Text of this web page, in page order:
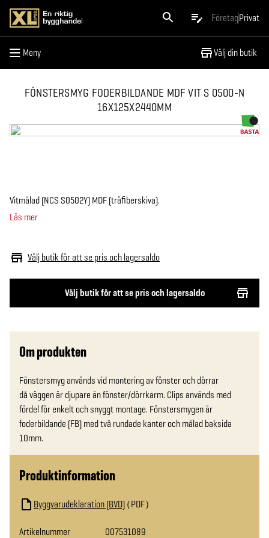
FöretagPrivat
Meny Välj din butik
Meny
FÖNSTERSMYG FODERBILDANDE MDF VIT S 0500-N
16X125X2440MM
Välj butik för att se pris och lagersaldo
Välj butik för att se pris och lagersaldo
Vitmålad (NCS S0502Y) MDF (träfiberskiva).
Läs mer
Om produkten
Fönstersmyg används vid montering av fönster och dörrar
då väggen är djupare än fönster/dörrkarm. Clips används med
fördel för enkelt och snyggt montage. Fönstersmygen är
foderbildande (FB) med två rundade kanter och målad baksida
10mm.
Produktinformation
Byggvarudeklaration (BVD) PDF
Artikelnummer 007531089